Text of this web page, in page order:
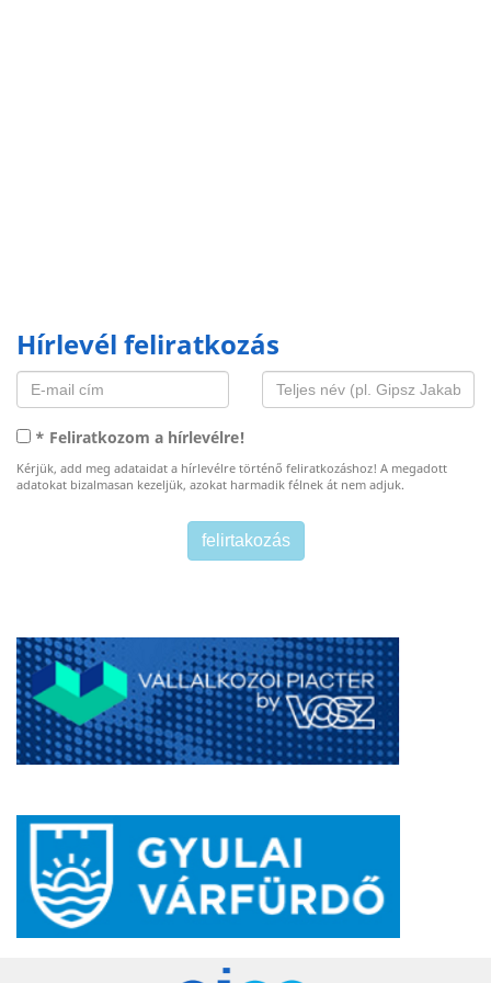
Hírlevél feliratkozás
* Feliratkozom a hírlevélre!
Kérjük, add meg adataidat a hírlevélre történő feliratkozáshoz! A megadott
adatokat bizalmasan kezeljük, azokat harmadik félnek át nem adjuk.